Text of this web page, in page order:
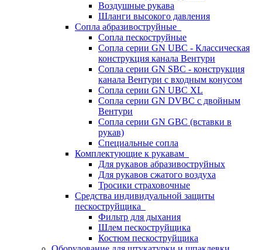
Воздушные рукава
Шланги высокого давления
Сопла абразивоструйные
Сопла пескоструйные
Сопла серии GN UBC - Классическая
конструкция канала Вентури
Сопла серии GN SBC - конструкция
канала Вентури c входным конусом
Сопла серии GN UBC XL
Сопла серии GN DVBC с двойным
Вентури
Сопла серии GN GBC (вставки в
рукав)
Специальные сопла
Комплектующие к рукавам
Для рукавов абразивоструйных
Для рукавов сжатого воздуха
Тросики страховочные
Средства индивидуальной защиты
пескоструйщика
Фильтр для дыхания
Шлем пескоструйщика
Костюм пескоструйщика